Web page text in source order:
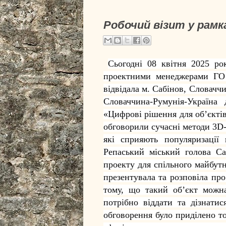
Робочий візит у
Сьогодні 08 квітня 2025
проектними менеджерами
відвідала м. Сабінов,
Словаччина-Румунія-
«Цифрові рішення для
обговорили сучасні методи
які сприяють
Репаський міський голова
проекту для спільного
презентувала та розповіла
тому, що такий об’єкт
потрібно віддати та
обговорення було приділено